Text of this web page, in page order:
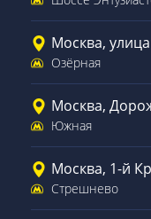
Москва,
Озёрная
Москва,
Южная
Москва, 1-й
Стрешнево